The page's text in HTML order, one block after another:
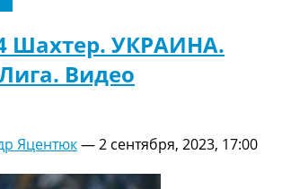
Шахтер. УКРАИНА.
Видео
Яцентюк—2 сентября, 2023, 17:00